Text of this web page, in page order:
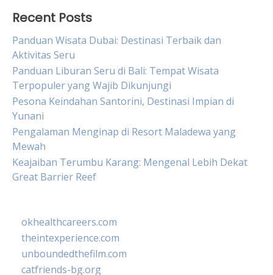
Recent Posts
Panduan Wisata Dubai: Destinasi Terbaik dan
Aktivitas Seru
Panduan Liburan Seru di Bali: Tempat Wisata
Terpopuler yang Wajib Dikunjungi
Pesona Keindahan Santorini, Destinasi Impian di
Yunani
Pengalaman Menginap di Resort Maladewa yang
Mewah
Keajaiban Terumbu Karang: Mengenal Lebih Dekat
Great Barrier Reef
okhealthcareers.com
theintexperience.com
unboundedthefilm.com
catfriends-bg.org